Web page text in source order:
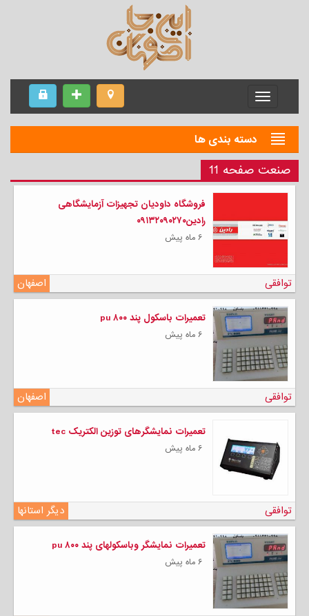
Menu
دسته بندی ها
صنعت صفحه 11
فروشگاه داودیان تجهیزات آزمایشگاهی
رادین۰۹۱۳۲۰۹۰۲۷۰
۶ ماه پیش
اصفهان توافقی
تعمیرات باسکول پند pu ۸۰۰
۶ ماه پیش
اصفهان توافقی
تعمیرات نمایشگرهای توزین الکتریک tec
۶ ماه پیش
دیگر استانها توافقی
تعمیرات نمایشگر وباسکولهای پند pu ۸۰۰
۶ ماه پیش